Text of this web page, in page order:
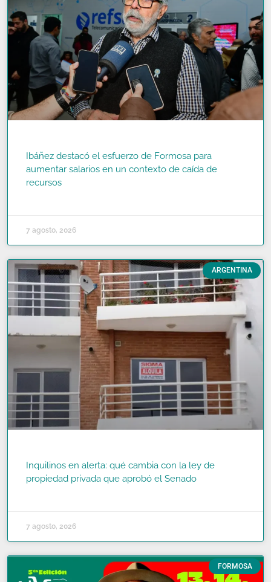
Ibáñez destacó el esfuerzo de Formosa para
aumentar salarios en un contexto de caída de
recursos
7 agosto, 2026
ARGENTINA
Inquilinos en alerta: qué cambia con la ley de
propiedad privada que aprobó el Senado
7 agosto, 2026
FORMOSA